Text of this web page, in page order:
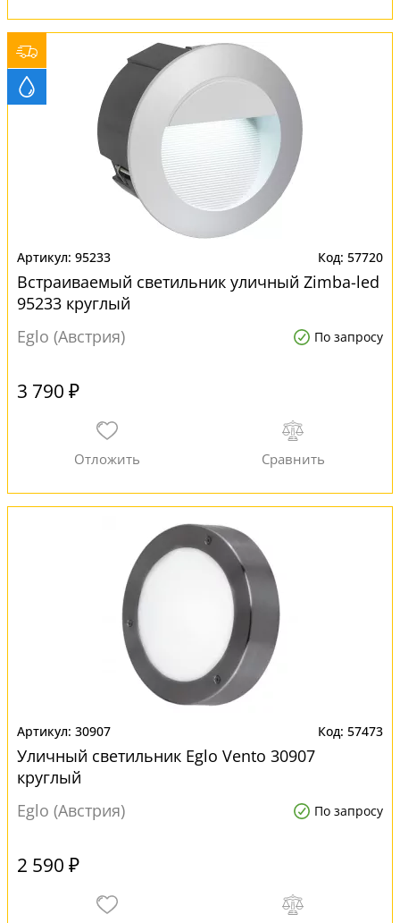
95233 57720
Встраиваемый светильник уличный Zimba-led
95233 круглый
Eglo (Австрия)
По запросу
3 790 ₽
30907 57473
Уличный светильник Eglo Vento 30907
круглый
Eglo (Австрия)
По запросу
2 590 ₽